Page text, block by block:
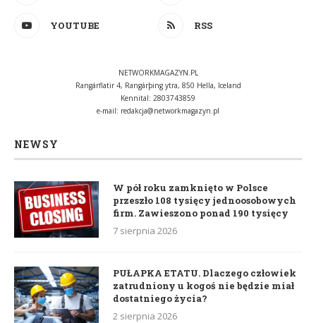
YOUTUBE RSS
NETWORKMAGAZYN.PL
Rangárflatir 4, Rangárþing ytra, 850 Hella, Iceland
Kennital: 2803743859
e-mail: redakcja@networkmagazyn.pl
NEWSY
W pół roku zamknięto w Polsce
przeszło 108 tysięcy jednoosobowych
firm. Zawieszono ponad 190 tysięcy
7 sierpnia 2026
PUŁAPKA ETATU. Dlaczego człowiek
zatrudniony u kogoś nie będzie miał
dostatniego życia?
2 sierpnia 2026